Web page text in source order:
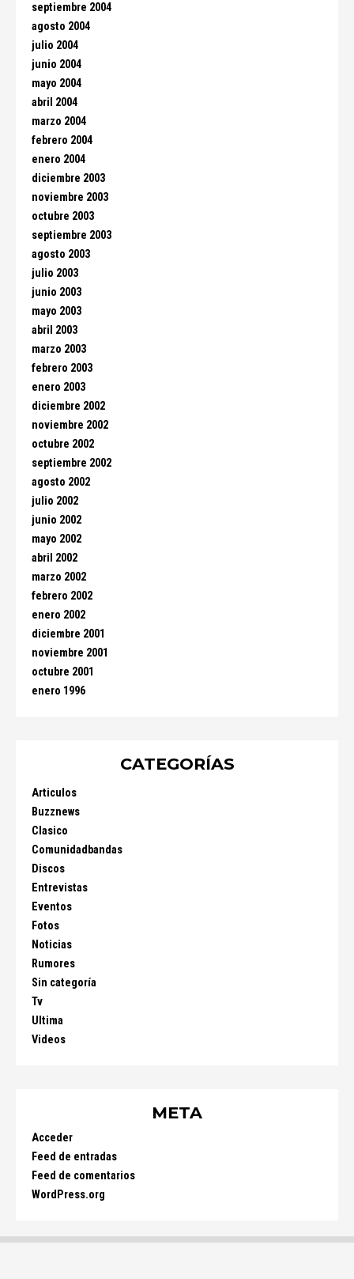
septiembre 2004
agosto 2004
julio 2004
junio 2004
mayo 2004
abril 2004
marzo 2004
febrero 2004
enero 2004
diciembre 2003
noviembre 2003
octubre 2003
septiembre 2003
agosto 2003
julio 2003
junio 2003
mayo 2003
abril 2003
marzo 2003
febrero 2003
enero 2003
diciembre 2002
noviembre 2002
octubre 2002
septiembre 2002
agosto 2002
julio 2002
junio 2002
mayo 2002
abril 2002
marzo 2002
febrero 2002
enero 2002
diciembre 2001
noviembre 2001
octubre 2001
enero 1996
CATEGORÍAS
Articulos
Buzznews
Clasico
Comunidadbandas
Discos
Entrevistas
Eventos
Fotos
Noticias
Rumores
Sin categoría
Tv
Ultima
Videos
META
Acceder
Feed de entradas
Feed de comentarios
WordPress.org